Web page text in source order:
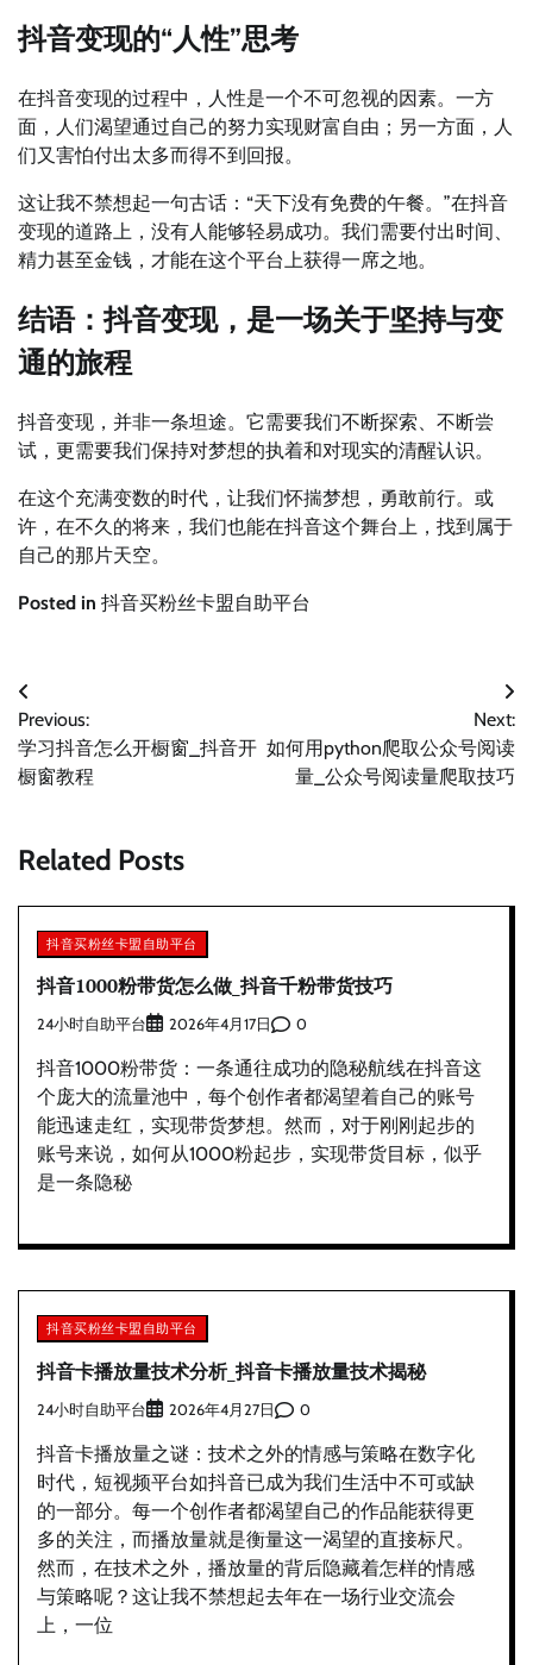
抖音变现的“人性”思考
在抖音变现的过程中，人性是一个不可忽视的因素。一方
面，人们渴望通过自己的努力实现财富自由；另一方面，人
们又害怕付出太多而得不到回报。
这让我不禁想起一句古话：“天下没有免费的午餐。”在抖音
变现的道路上，没有人能够轻易成功。我们需要付出时间、
精力甚至金钱，才能在这个平台上获得一席之地。
结语：抖音变现，是一场关于坚持与变
通的旅程
抖音变现，并非一条坦途。它需要我们不断探索、不断尝
试，更需要我们保持对梦想的执着和对现实的清醒认识。
在这个充满变数的时代，让我们怀揣梦想，勇敢前行。或
许，在不久的将来，我们也能在抖音这个舞台上，找到属于
自己的那片天空。
Posted in 抖音买粉丝卡盟自助平台
文
章
导
Previous:
学习抖音怎么开橱窗_抖音开
橱窗教程
Next:
如何用python爬取公众号阅读
量_公众号阅读量爬取技巧
Related Posts
抖音买粉丝卡盟自助平台
抖音1000粉带货怎么做_抖音千粉带货技巧
24小时自助平台 2026年4月17日 0
抖音1000粉带货：一条通往成功的隐秘航线在抖音这
个庞大的流量池中，每个创作者都渴望着自己的账号
能迅速走红，实现带货梦想。然而，对于刚刚起步的
账号来说，如何从1000粉起步，实现带货目标，似乎
是一条隐秘
抖音买粉丝卡盟自助平台
抖音卡播放量技术分析_抖音卡播放量技术揭秘
24小时自助平台 2026年4月27日 0
抖音卡播放量之谜：技术之外的情感与策略在数字化
时代，短视频平台如抖音已成为我们生活中不可或缺
的一部分。每一个创作者都渴望自己的作品能获得更
多的关注，而播放量就是衡量这一渴望的直接标尺。
然而，在技术之外，播放量的背后隐藏着怎样的情感
与策略呢？这让我不禁想起去年在一场行业交流会
上，一位